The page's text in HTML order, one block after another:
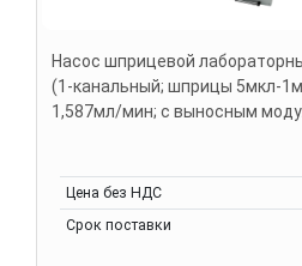
Насос шприцевой
(1-канальный; шприцы 5мкл-
1,587мл/мин; с выносным
Цена без НДС
Срок поставки